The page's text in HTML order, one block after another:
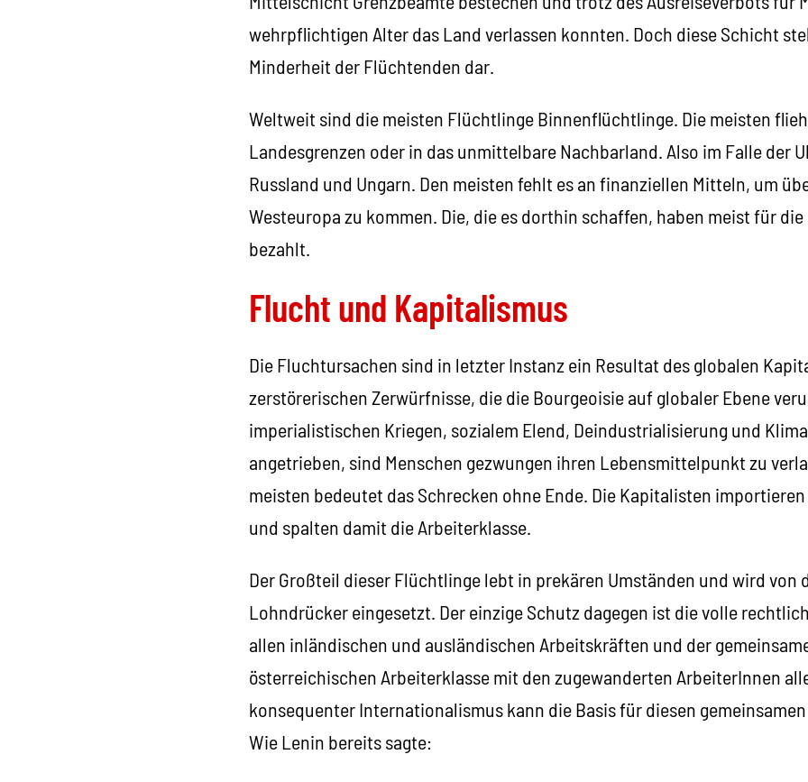
wehrpflichtigen Alter das Land verlassen konnten. Doch diese Schicht
Minderheit der Flüchtenden dar.
Weltweit sind die meisten Flüchtlinge Binnenflüchtlinge. Die meisten
Landesgrenzen oder in das unmittelbare Nachbarland. Also im Falle der
Russland und Ungarn. Den meisten fehlt es an finanziellen Mitteln, um
Westeuropa zu kommen. Die, die es dorthin schaffen, haben meist für
bezahlt.
Flucht und Kapitalismus
Die Fluchtursachen sind in letzter Instanz ein Resultat des globalen
zerstörerischen Zerwürfnisse, die die Bourgeoisie auf globaler Ebene
imperialistischen Kriegen, sozialem Elend, Deindustrialisierung und
angetrieben, sind Menschen gezwungen ihren Lebensmittelpunkt zu
meisten bedeutet das Schrecken ohne Ende. Die Kapitalisten
und spalten damit die Arbeiterklasse.
Der Großteil dieser Flüchtlinge lebt in prekären Umständen und wird von
Lohndrücker eingesetzt. Der einzige Schutz dagegen ist die volle
allen inländischen und ausländischen Arbeitskräften und der
österreichischen Arbeiterklasse mit den zugewanderten ArbeiterInnen
konsequenter Internationalismus kann die Basis für diesen
Wie Lenin bereits sagte: